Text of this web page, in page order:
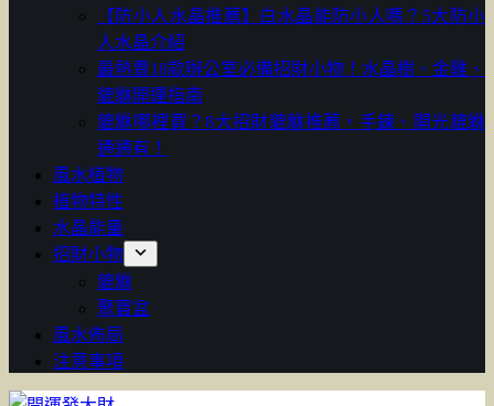
【防小人水晶推薦】白水晶能防小人嗎？5大防小
人水晶介紹
最熱賣18款辦公室必備招財小物！水晶樹、金雞、
貔貅開運指南
貔貅哪裡買？8大招財貔貅推薦，手鍊、開光貔貅
通通有！
風水植物
植物特性
水晶能量
招財小物
貔貅
聚寶盆
風水佈局
注意事項